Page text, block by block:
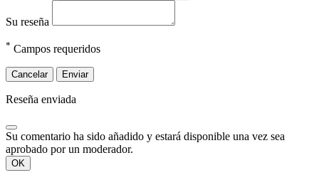
Su reseña
* Campos requeridos
Cancelar Enviar
Reseña enviada
Su comentario ha sido añadido y estará disponible una vez sea
aprobado por un moderador.
OK